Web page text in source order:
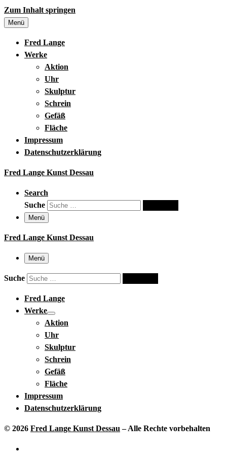
Zum Inhalt springen
Menü
Fred Lange
Werke
Aktion
Uhr
Skulptur
Schrein
Gefäß
Fläche
Impressum
Datenschutzerklärung
Fred Lange Kunst Dessau
Search
Suche
Menü
Fred Lange Kunst Dessau
Menü
Suche
Fred Lange
Werke
Aktion
Uhr
Skulptur
Schrein
Gefäß
Fläche
Impressum
Datenschutzerklärung
© 2026 Fred Lange Kunst Dessau – Alle Rechte vorbehalten